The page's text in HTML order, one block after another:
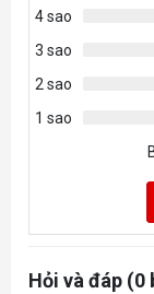
4 sao
3 sao
2 sao
1 sao
Hỏi và đáp (0